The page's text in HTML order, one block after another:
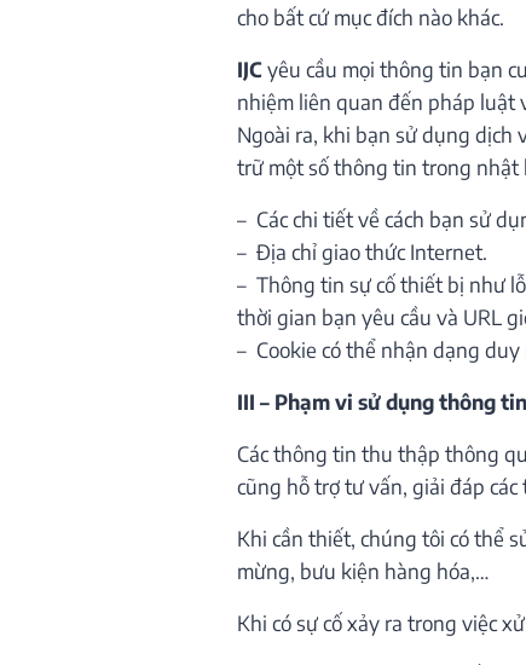
GIỌT SƯƠNG
THE GOLDEN
cho bất cứ mục đích nào khác.
IJC yêu cầu mọi thông tin bạn
nhiệm liên quan đến pháp luật
Ngoài ra, khi bạn sử dụng dịch
trữ một số thông tin trong nhật
– Các chi tiết về cách bạn sử
– Địa chỉ giao thức Internet.
– Thông tin sự cố thiết bị như
thời gian bạn yêu cầu và URL
– Cookie có thể nhận dạng
III – Phạm vi sử dụng thông tin
Các thông tin thu thập thông
cũng hỗ trợ tư vấn, giải đáp các
Khi cần thiết, chúng tôi có thể
mừng, bưu kiện hàng hóa,…
Khi có sự cố xảy ra trong việc